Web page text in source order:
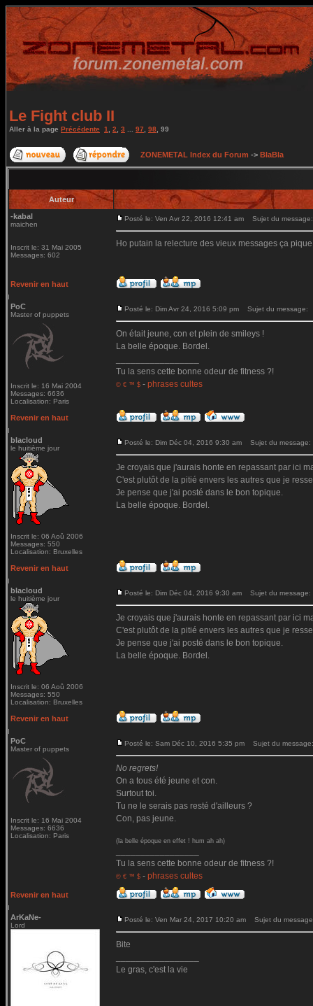
Le Fight club II
Aller à la page Précédente 1 2 3 97 98 99
ZONEMETAL Index du Forum -> BlaBla
Auteur
-kabal
maichen
Inscrit le: 31 Mai 2005
Messages: 602
Posté le: Ven Avr 22, 2016 12:41 am Sujet du message:
Ho putain la relecture des vieux messages ça
Revenir en haut
PoC
Master of puppets
Inscrit le: 16 Mai 2004
Messages: 6636
Localisation: Paris
Posté le: Dim Avr 24, 2016 5:09 pm Sujet du message:
On était jeune, con et plein de smileys !
La belle époque. Bordel.
Tu la sens cette bonne odeur de fitness ?!
© € ™ $ - phrases cultes
Revenir en haut
blacloud
le huitième jour
Inscrit le: 06 Aoû 2006
Messages: 550
Localisation: Bruxelles
Posté le: Dim Déc 04, 2016 9:30 am Sujet du message:
Je croyais que j'aurais honte en repassant par ici
C'est plutôt de la pitié envers les autres que je
Je pense que j'ai posté dans le bon topique.
La belle époque. Bordel.
Revenir en haut
blacloud
le huitième jour
Inscrit le: 06 Aoû 2006
Messages: 550
Localisation: Bruxelles
Posté le: Dim Déc 04, 2016 9:30 am Sujet du message:
Je croyais que j'aurais honte en repassant par ici
C'est plutôt de la pitié envers les autres que je
Je pense que j'ai posté dans le bon topique.
La belle époque. Bordel.
Revenir en haut
PoC
Master of puppets
Inscrit le: 16 Mai 2004
Messages: 6636
Localisation: Paris
Posté le: Sam Déc 10, 2016 5:35 pm Sujet du message:
No regrets!
On a tous été jeune et con.
Surtout toi.
Tu ne le serais pas resté d'ailleurs ?
Con, pas jeune.
(la belle époque en effet ! hum ah ah)
Tu la sens cette bonne odeur de fitness ?!
© € ™ $ - phrases cultes
Revenir en haut
ArKaNe-
Lord
Posté le: Ven Mar 24, 2017 10:20 am Sujet du
Bite
Le gras, c'est la vie